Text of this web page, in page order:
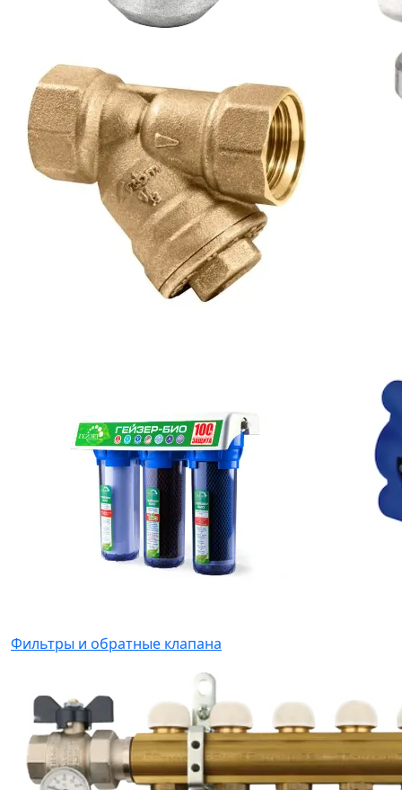
Фильтры и обратные клапана